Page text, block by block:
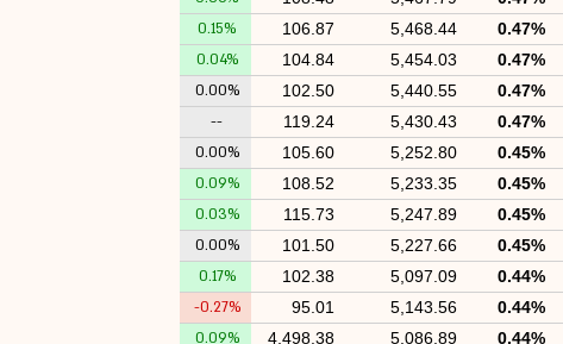
0.47%
5,468.44
106.87
0.15%
0.47%
5,454.03
104.84
0.04%
0.47%
5,440.55
102.50
0.00%
0.47%
5,430.43
119.24
--
0.45%
5,252.80
105.60
0.00%
0.45%
5,233.35
108.52
0.09%
0.45%
5,247.89
115.73
0.03%
0.45%
5,227.66
101.50
0.00%
0.44%
5,097.09
102.38
0.17%
0.44%
5,143.56
95.01
-0.27%
0.44%
5,086.89
4,498.38
0.09%